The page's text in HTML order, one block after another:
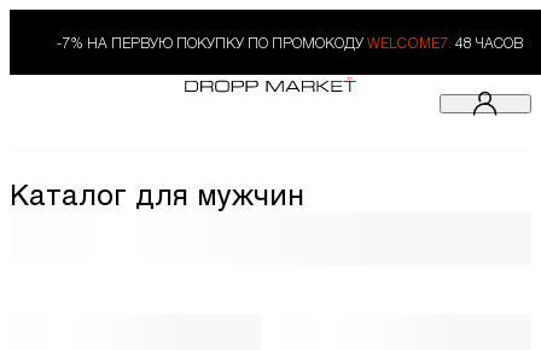
-7% НА ПЕРВУЮ ПОКУПКУ ПО ПРОМОКОДУ WELCOME7. 48 ЧАСОВ
Каталог для мужчин